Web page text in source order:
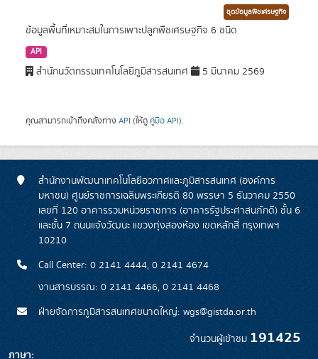
ชุดข้อมูลพืชเศรษฐกิจ
ข้อมูลพื้นที่เหมาะสมในการเพาะปลูกพืชเศรษฐกิจ 6 ชนิด
API
สำนักนวัตกรรมเทคโนโลยีภูมิสารสนเทศ 5 มีนาคม 2569
คุณสามารถเข้าถึงคลังทาง API (ให้ดู คู่มือ API).
สำนักงานพัฒนาเทคโนโลยีอวกาศและภูมิสารสนเทศ (องค์การ
มหาชน) ศูนย์ราชการเฉลิมพระเกียรติ 80 พรรษา 5 ธันวาคม 2550
เลขที่ 120 อาคารรวมหน่วยราชการ (อาคารรัฐประศาสนภักดี) ชั้น 6
และชั้น 7 ถนนแจ้งวัฒนะ แขวงทุ่งสองห้อง เขตหลักสี่ กรุงเทพฯ
10210
Call Center: 0 2141 4444, 0 2141 4674
งานสารบรรณ: 0 2141 4466, 0 2141 4468
ฝ่ายจัดการภูมิสารสนเทศขนาดใหญ่: wgs@gistda.or.th
จำนวนผู้เข้าชม 191425
ภาษา